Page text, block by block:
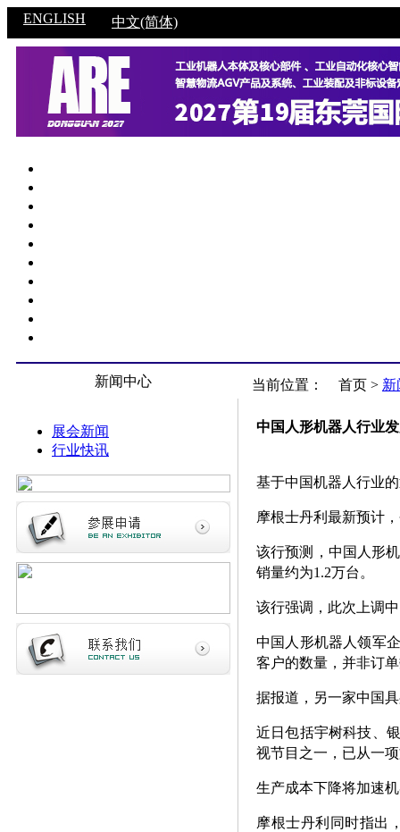
ENGLISH 中文(简体)
新闻中心
展会新闻
行业快讯
当前位置： 首页 > 新
中国人形机器人行业
基于中国机器人行业
摩根士丹利最新预计
该行预测，中国人形
销量约为1.2万台。
该行强调，此次上调
中国人形机器人领军
客户的数量，并非订
据报道，另一家中国
近日包括宇树科技、
视节目之一，已从一
生产成本下降将加速
摩根士丹利同时指出